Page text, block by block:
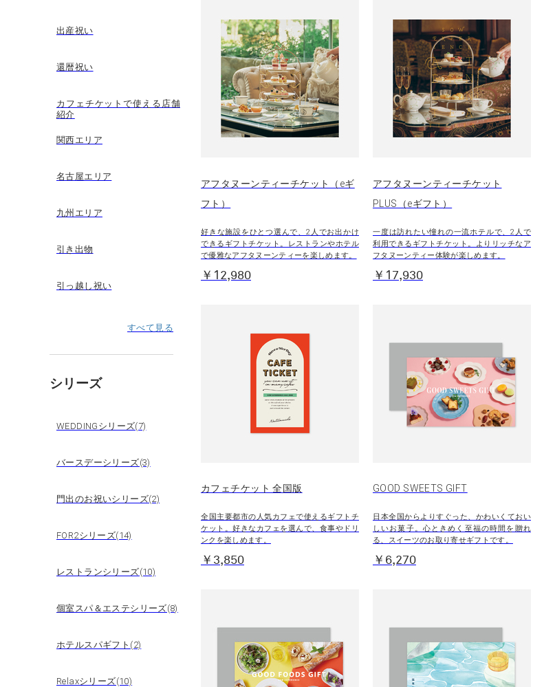
出産祝い
還暦祝い
カフェチケットで使える店舗
紹介
関西エリア
名古屋エリア
九州エリア
引き出物
引っ越し祝い
すべて見る
シリーズ
WEDDINGシリーズ(7)
バースデーシリーズ(3)
門出のお祝いシリーズ(2)
FOR2シリーズ(14)
レストランシリーズ(10)
個室スパ＆エステシリーズ(8)
ホテルスパギフト(2)
Relaxシリーズ(10)
アフタヌーンティーチケット（eギ
フト）
好きな施設をひとつ選んで、2人でお出かけ
できるギフトチケット。レストランやホテル
で優雅なアフタヌーンティーを楽しめます。
￥12,980
アフタヌーンティーチケット
PLUS（eギフト）
一度は訪れたい憧れの一流ホテルで、2人で
利用できるギフトチケット。よりリッチなア
フタヌーンティー体験が楽しめます。
￥17,930
カフェチケット 全国版
全国主要都市の人気カフェで使えるギフトチ
ケット。好きなカフェを選んで、食事やドリ
ンクを楽しめます。
￥3,850
GOOD SWEETS GIFT
日本全国からよりすぐった、かわいくておい
しいお菓子。心ときめく至福の時間を贈れ
る、スイーツのお取り寄せギフトです。
￥6,270